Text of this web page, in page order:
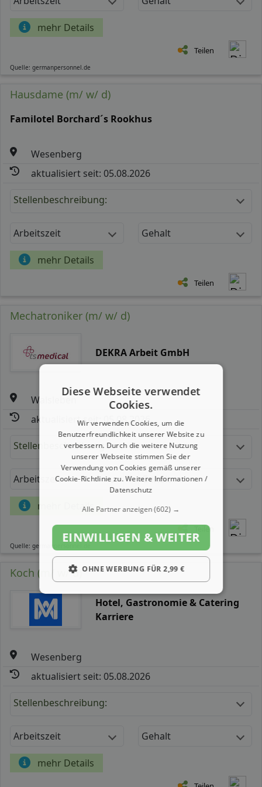
mehr Details
Teilen
Quelle: germanpersonnel.de
Hausdame (m/ w/ d)
Familotel Borchard´s Rookhus
Wesenberg
aktualisiert seit: 05.08.2026
Stellenbeschreibung:
Arbeitszeit Gehalt
mehr Details
Teilen
Mechatroniker (m/ w/ d)
DEKRA Arbeit GmbH
Walsleben
aktualisiert seit: 05.08.2026
Stellenbeschreibung:
Arbeitszeit Gehalt
mehr Details
Teilen
Quelle: germanpersonnel.de
Koch (m/ w/ d)
Hotel, Gastronomie & Catering
Karriere
Wesenberg
aktualisiert seit: 05.08.2026
Stellenbeschreibung:
Arbeitszeit Gehalt
mehr Details
Diese Webseite verwendet
Cookies.
Wir verwenden Cookies, um die
Benutzerfreundlichkeit unserer Website zu
verbessern. Durch die weitere Nutzung
unserer Webseite stimmen Sie der
Verwendung von Cookies gemäß unserer
Cookie-Richtlinie zu.Weitere Informationen /
Datenschutz
Alle Partner anzeigen(602) →
EINWILLIGEN & WEITER
OHNE WERBUNG FÜR 2,99 €